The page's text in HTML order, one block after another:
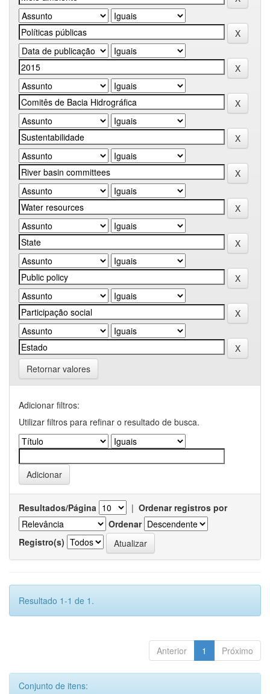
Retornar valores
Adicionar filtros:
Utilizar filtros para refinar o resultado de busca.
Resultados/Página | Ordenar registros por
Ordenar
Registro(s)
Resultado 1-1 de 1.
Anterior 1 Próximo
Conjunto de itens: